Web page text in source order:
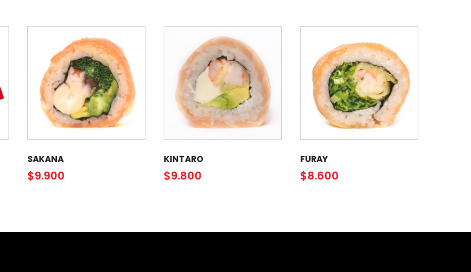
SAKANA
$9.900
KINTARO
$9.800
FURAY
$8.600